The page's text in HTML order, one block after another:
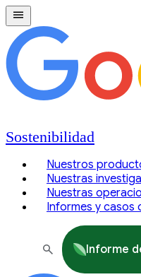
Sostenibilidad
Nuestros
Nuestras
Nuestras
Informes y casos
Informe